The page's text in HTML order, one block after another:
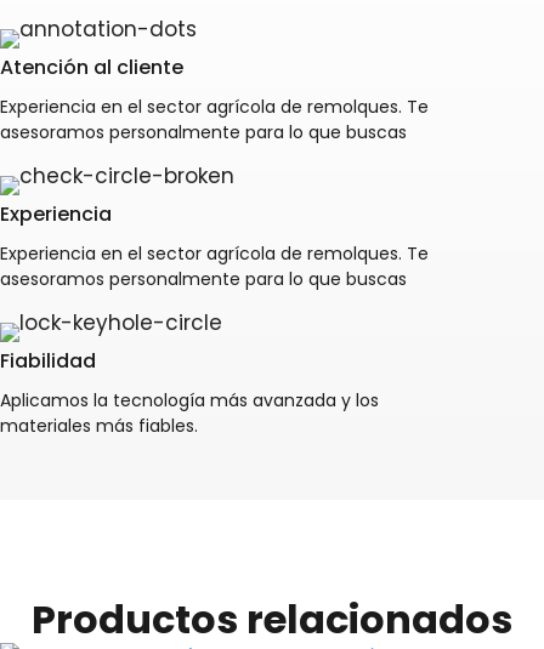
Atención al cliente
Experiencia en el sector agrícola de remolques. Te
asesoramos personalmente para lo que buscas
Experiencia
Experiencia en el sector agrícola de remolques. Te
asesoramos personalmente para lo que buscas
Fiabilidad
Aplicamos la tecnología más avanzada y los
materiales más fiables.
Productos relacionados